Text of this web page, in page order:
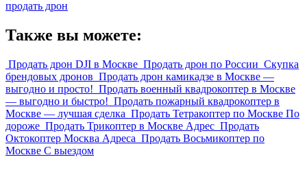
продать дрон
Также вы можете:
Продать дрон DJI в Москве Продать дрон по России Скупка
брендовых дронов Продать дрон камикадзе в Москве —
выгодно и просто! Продать военный квадрокоптер в Москве
— выгодно и быстро! Продать пожарный квадрокоптер в
Москве — лучшая сделка Продать Тетракоптер по Москве По
дороже Продать Трикоптер в Москве Адрес Продать
Октокоптер Москва Адреса Продать Восьмикоптер по
Москве С выездом